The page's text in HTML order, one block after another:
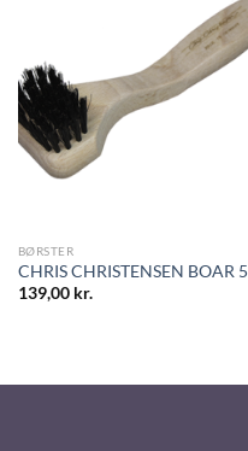
BØRSTER
CHRIS CHRISTENSEN BOAR 5
139,00 kr.